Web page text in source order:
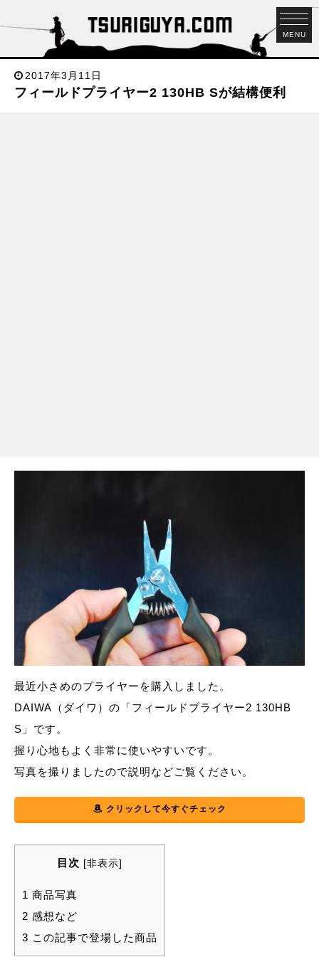
MENU
2017年3月11日
フィールドプライヤー2 130HB Sが結構便利
最近小さめのプライヤーを購入しました。
DAIWA（ダイワ）の「フィールドプライヤー2 130HB
S」です。
握り心地もよく非常に使いやすいです。
写真を撮りましたので説明などご覧ください。
クリックして今すぐチェック
目次 [非表示]
1 商品写真
2 感想など
3 この記事で登場した商品